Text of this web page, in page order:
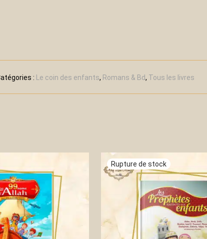
: Le coin des enfants, Romans & Bd, Tous les livres